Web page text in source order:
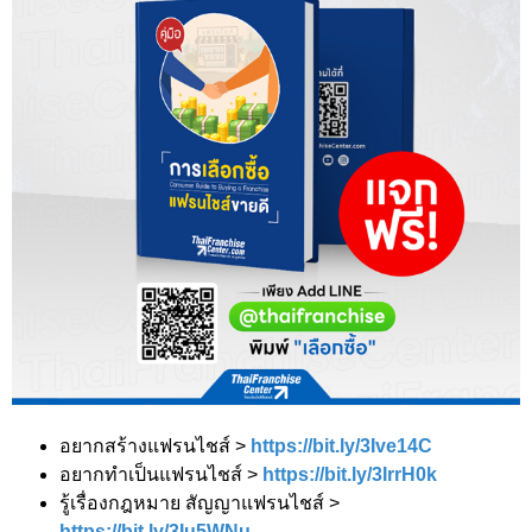
อยากสร้างแฟรนไชส์ > https://bit.ly/3Ive14C
อยากทำเป็นแฟรนไชส์ > https://bit.ly/3IrrH0k
รู้เรื่องกฎหมาย สัญญาแฟรนไชส์ >